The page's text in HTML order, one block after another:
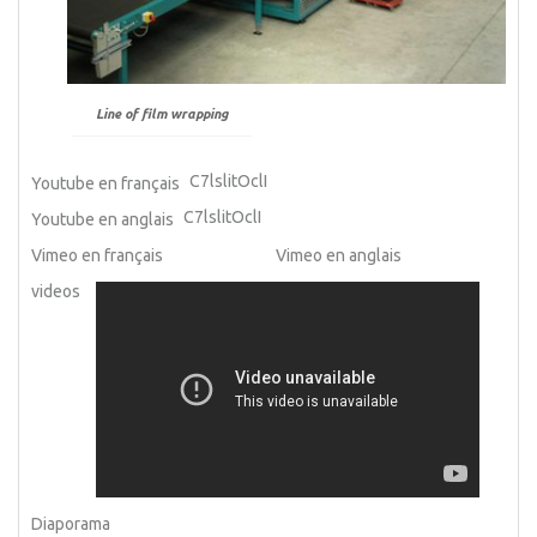
Line of film wrapping
Youtube en français C7lslitOclI
Youtube en anglais C7lslitOclI
Vimeo en français
Vimeo en anglais
videos
Diaporama